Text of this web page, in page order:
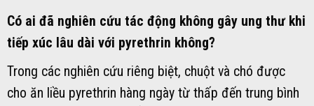
Có ai đã nghiên cứu tác động không gây ung thư khi
tiếp xúc lâu dài với pyrethrin không?
Trong các nghiên cứu riêng biệt, chuột và chó được
cho ăn liều pyrethrin hàng ngày từ thấp đến trung bình